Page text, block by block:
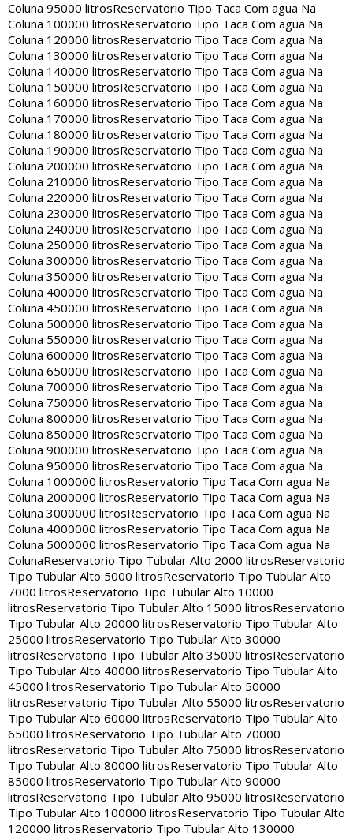
Coluna 95000 litrosReservatorio Tipo Taca Com agua Na
Coluna 100000 litrosReservatorio Tipo Taca Com agua Na
Coluna 120000 litrosReservatorio Tipo Taca Com agua Na
Coluna 130000 litrosReservatorio Tipo Taca Com agua Na
Coluna 140000 litrosReservatorio Tipo Taca Com agua Na
Coluna 150000 litrosReservatorio Tipo Taca Com agua Na
Coluna 160000 litrosReservatorio Tipo Taca Com agua Na
Coluna 170000 litrosReservatorio Tipo Taca Com agua Na
Coluna 180000 litrosReservatorio Tipo Taca Com agua Na
Coluna 190000 litrosReservatorio Tipo Taca Com agua Na
Coluna 200000 litrosReservatorio Tipo Taca Com agua Na
Coluna 210000 litrosReservatorio Tipo Taca Com agua Na
Coluna 220000 litrosReservatorio Tipo Taca Com agua Na
Coluna 230000 litrosReservatorio Tipo Taca Com agua Na
Coluna 240000 litrosReservatorio Tipo Taca Com agua Na
Coluna 250000 litrosReservatorio Tipo Taca Com agua Na
Coluna 300000 litrosReservatorio Tipo Taca Com agua Na
Coluna 350000 litrosReservatorio Tipo Taca Com agua Na
Coluna 400000 litrosReservatorio Tipo Taca Com agua Na
Coluna 450000 litrosReservatorio Tipo Taca Com agua Na
Coluna 500000 litrosReservatorio Tipo Taca Com agua Na
Coluna 550000 litrosReservatorio Tipo Taca Com agua Na
Coluna 600000 litrosReservatorio Tipo Taca Com agua Na
Coluna 650000 litrosReservatorio Tipo Taca Com agua Na
Coluna 700000 litrosReservatorio Tipo Taca Com agua Na
Coluna 750000 litrosReservatorio Tipo Taca Com agua Na
Coluna 800000 litrosReservatorio Tipo Taca Com agua Na
Coluna 850000 litrosReservatorio Tipo Taca Com agua Na
Coluna 900000 litrosReservatorio Tipo Taca Com agua Na
Coluna 950000 litrosReservatorio Tipo Taca Com agua Na
Coluna 1000000 litrosReservatorio Tipo Taca Com agua Na
Coluna 2000000 litrosReservatorio Tipo Taca Com agua Na
Coluna 3000000 litrosReservatorio Tipo Taca Com agua Na
Coluna 4000000 litrosReservatorio Tipo Taca Com agua Na
Coluna 5000000 litrosReservatorio Tipo Taca Com agua Na
ColunaReservatorio Tipo Tubular Alto 2000 litrosReservatorio
Tipo Tubular Alto 5000 litrosReservatorio Tipo Tubular Alto
7000 litrosReservatorio Tipo Tubular Alto 10000
litrosReservatorio Tipo Tubular Alto 15000 litrosReservatorio
Tipo Tubular Alto 20000 litrosReservatorio Tipo Tubular Alto
25000 litrosReservatorio Tipo Tubular Alto 30000
litrosReservatorio Tipo Tubular Alto 35000 litrosReservatorio
Tipo Tubular Alto 40000 litrosReservatorio Tipo Tubular Alto
45000 litrosReservatorio Tipo Tubular Alto 50000
litrosReservatorio Tipo Tubular Alto 55000 litrosReservatorio
Tipo Tubular Alto 60000 litrosReservatorio Tipo Tubular Alto
65000 litrosReservatorio Tipo Tubular Alto 70000
litrosReservatorio Tipo Tubular Alto 75000 litrosReservatorio
Tipo Tubular Alto 80000 litrosReservatorio Tipo Tubular Alto
85000 litrosReservatorio Tipo Tubular Alto 90000
litrosReservatorio Tipo Tubular Alto 95000 litrosReservatorio
Tipo Tubular Alto 100000 litrosReservatorio Tipo Tubular Alto
120000 litrosReservatorio Tipo Tubular Alto 130000